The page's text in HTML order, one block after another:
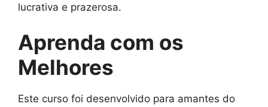
lucrativa e prazerosa.
Aprenda com os
Melhores
Este curso foi desenvolvido para amantes do